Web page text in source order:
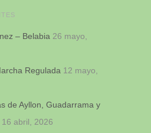
– Belabia 26 mayo,
Regulada 12 mayo,
de Ayllon, Guadarrama y
16 abril, 2026